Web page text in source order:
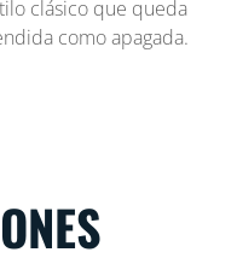
clásico que queda
como apagada.